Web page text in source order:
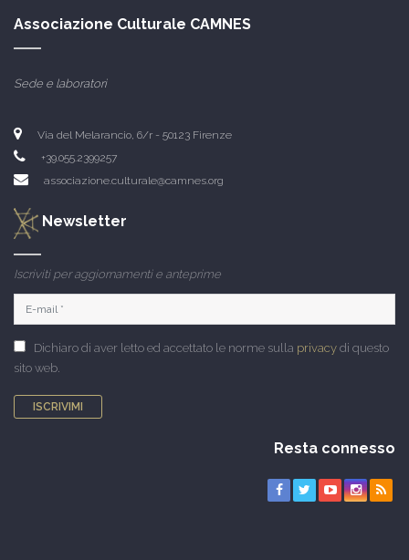
Associazione Culturale CAMNES
Sede e laboratori
Via del Melarancio, 6/r - 50123 Firenze
+39.055.2399257
associazione.culturale@camnes.org
Newsletter
Iscriviti per aggiornamenti e anteprime
Dichiaro di aver letto ed accettato le norme sulla privacy di questo
sito web.
ISCRIVIMI
Resta connesso